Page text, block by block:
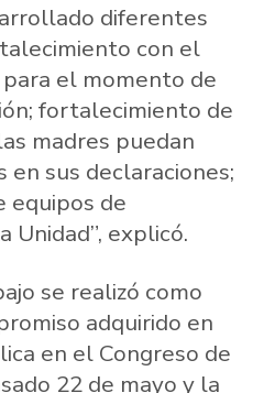
diferentes
con el
el momento de
fortalecimiento de
madres puedan
en sus declaraciones;
de
Unidad”, explicó.
se realizó como
adquirido en
en el Congreso de
22 de mayo y la